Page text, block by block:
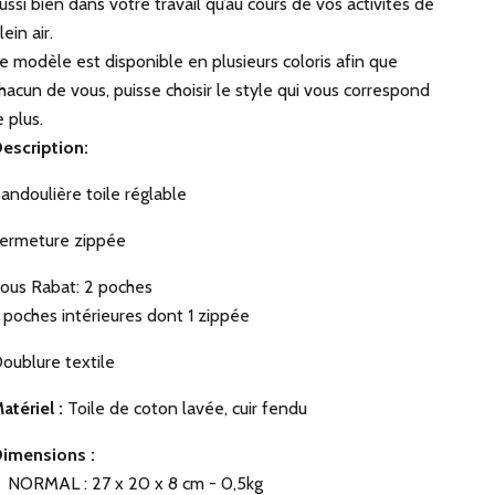
air.
modèle est disponible en plusieurs coloris afin que
de vous, puisse choisir le style qui vous correspond
plus.
toile réglable
zippée
Rabat: 2 poches
poches intérieures dont 1 zippée
textile
: Toile de coton lavée, cuir fendu
:
NORMAL : 27 x 20 x 8 cm - 0,5kg